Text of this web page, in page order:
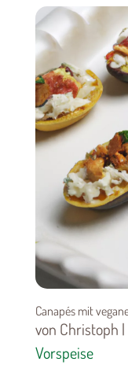
Canapés mit
von Christoph
Vorspeise